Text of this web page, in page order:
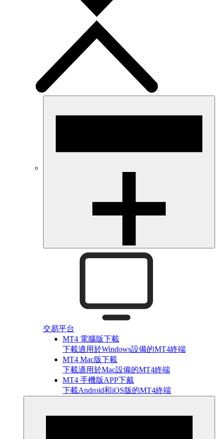
交易平台
MT4 電腦版下載
下載適用於Windows設備的MT4終端
MT4 Mac版下載
下載適用於Mac設備的MT4終端
MT4 手機版APP下戴
下載Android和iOS版的MT4終端